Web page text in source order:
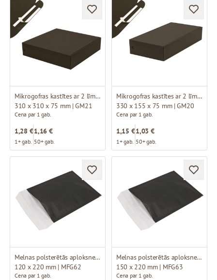
Mikrogofras kastītes ar 2 līmmalām un perforāciju
310 x 310 x 75 mm | GM21
Cena par 1 gab.
1,28 €
1+ gab.
1,16 €
50+ gab.
Mikrogofras kastītes ar 2 līmmalām un perforāciju
330 x 155 x 75 mm | GM20
Cena par 1 gab.
1,15 €
1+ gab.
1,03 €
50+ gab.
Melnas polsterētās aploksnes B12
120 x 220 mm | MFG62
Cena par 1 gab.
Melnas polsterētās aploksnes C13
150 x 220 mm | MFG63
Cena par 1 gab.